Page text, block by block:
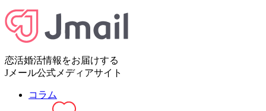
恋活婚活情報をお届けする
Jメール公式メディアサイト
コラム